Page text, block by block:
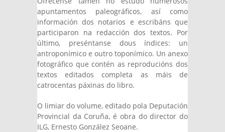
apuntamentos paleográficos, así como
información dos notarios e escribáns que
participaron na redacción dos textos. Por
último, preséntanse dous índices: un
antroponímico e outro toponímico. Un anexo
fotográfico que contén as reproducións dos
textos editados completa as máis de
catrocentas páxinas do libro.
O limiar do volume, editado pola Deputación
Provincial da Coruña, é obra do director do
ILG, Ernesto González Seoane.